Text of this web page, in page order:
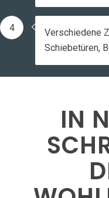
4
Verschiedene
Schiebetüren,
IN